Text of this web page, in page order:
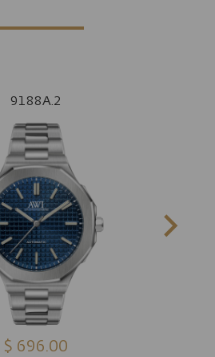
9188A.2
$ 696.00